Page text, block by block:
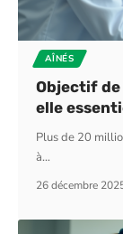
AÎNÉS
Objectif
elle
Plus de 20
à…
26 décembre